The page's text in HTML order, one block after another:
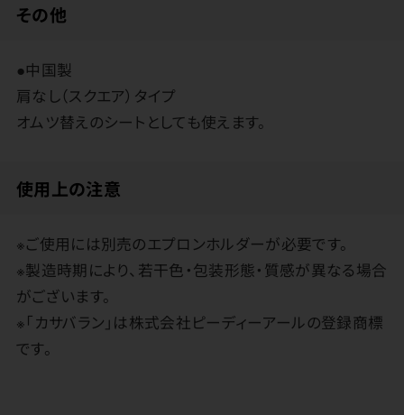
その他
●中国製
肩なし（スクエア）タイプ
オムツ替えのシートとしても使えます。
使用上の注意
※ご使用には別売のエプロンホルダーが必要です。
※製造時期により、若干色・包装形態・質感が異なる場合
がございます。
※「カサバラン」は株式会社ピーディーアールの登録商標
です。